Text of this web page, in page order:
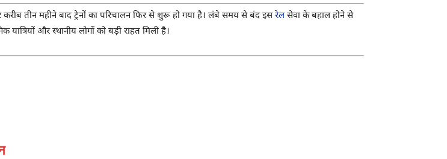
करीब तीन महीने बाद ट्रेनों का परिचालन फिर से शुरू हो गया है। लंबे समय से बंद इसरेलसेवा के बहाल होने से
और स्थानीय लोगों को बड़ी राहत मिली है।